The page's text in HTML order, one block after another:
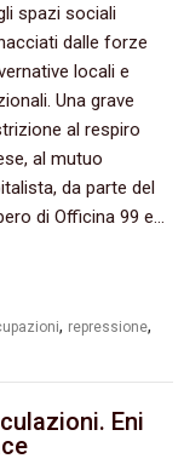
spazi sociali
dalle forze
locali e
Una grave
al respiro
al mutuo
da parte del
di Officina 99 e…
, repressione,
Eni